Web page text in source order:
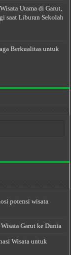
Utama di Garut,
saat Liburan Sekolah
Berkualitas untuk
potensi wisata
Garut ke Dunia
Wisata untuk